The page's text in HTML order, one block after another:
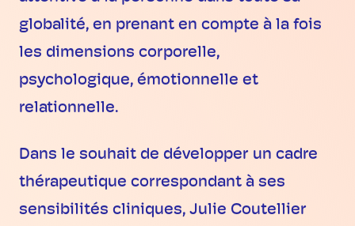
globalité, en prenant en compte à la fois
les dimensions corporelle,
psychologique, émotionnelle et
relationnelle.
Dans le souhait de développer un cadre
thérapeutique correspondant à ses
sensibilités cliniques, Julie Coutellier